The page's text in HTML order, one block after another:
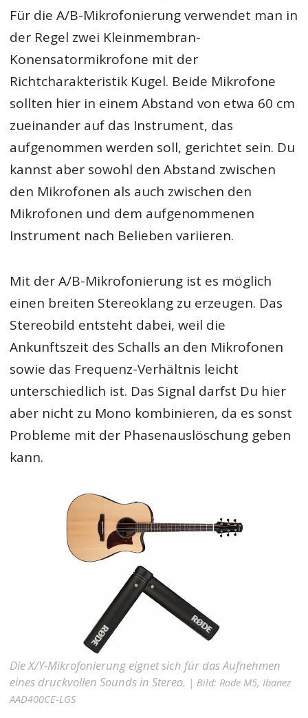
Für die A/B-Mikrofonierung verwendet man in
der Regel zwei Kleinmembran-
Konensatormikrofone mit der
Richtcharakteristik Kugel. Beide Mikrofone
sollten hier in einem Abstand von etwa 60 cm
zueinander auf das Instrument, das
aufgenommen werden soll, gerichtet sein. Du
kannst aber sowohl den Abstand zwischen
den Mikrofonen als auch zwischen den
Mikrofonen und dem aufgenommenen
Instrument nach Belieben variieren.
Mit der A/B-Mikrofonierung ist es möglich
einen breiten Stereoklang zu erzeugen. Das
Stereobild entsteht dabei, weil die
Ankunftszeit des Schalls an den Mikrofonen
sowie das Frequenz-Verhältnis leicht
unterschiedlich ist. Das Signal darfst Du hier
aber nicht zu Mono kombinieren, da es sonst
Probleme mit der Phasenauslöschung geben
kann.
Die X/Y-Mikrofonierung eignet sich für das Aufnehmen
eines druckvollen Sounds in Stereo. | Bild: Rode M5, Ibanez
AAD400CE-LGS